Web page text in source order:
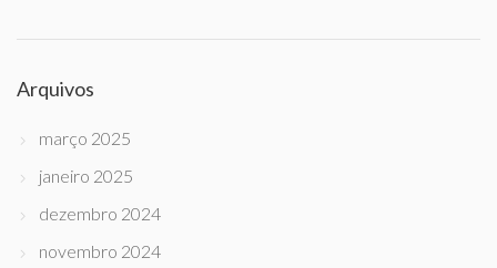
Arquivos
março 2025
janeiro 2025
dezembro 2024
novembro 2024